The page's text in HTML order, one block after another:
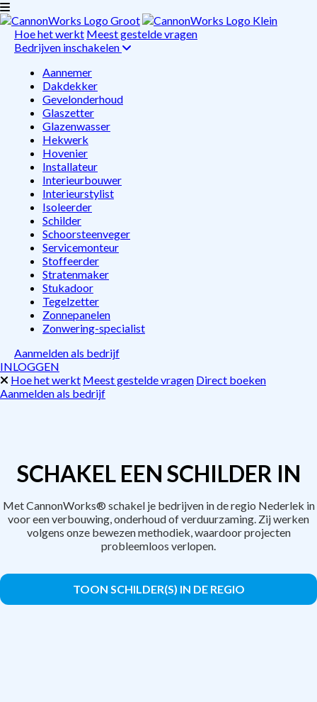
Hoe het werkt Meest gestelde vragen
Bedrijven inschakelen
Aannemer
Dakdekker
Gevelonderhoud
Glaszetter
Glazenwasser
Hekwerk
Hovenier
Installateur
Interieurbouwer
Interieurstylist
Isoleerder
Schilder
Schoorsteenveger
Servicemonteur
Stoffeerder
Stratenmaker
Stukadoor
Tegelzetter
Zonnepanelen
Zonwering-specialist
Aanmelden als bedrijf
INLOGGEN
Hoe het werkt Meest gestelde vragen Direct boeken
Aanmelden als bedrijf
SCHAKEL EEN SCHILDER IN
Met CannonWorks® schakel je bedrijven in de regio Nederlek in
voor een verbouwing, onderhoud of verduurzaming. Zij werken
volgens onze bewezen methodiek, waardoor projecten
probleemloos verlopen.
TOON SCHILDER(S) IN DE REGIO